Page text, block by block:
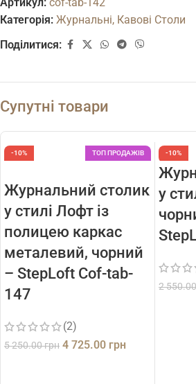
Категорія: Журнальні, Кавові Столи
Поділитися:
Супутні товари
-10% ТОП ПРОДАЖІВ
Журнальний столик
у стилі Лофт із
полицею каркас
металевий, чорний
– StepLoft Cof-tab-
147
(2)
5 250.00грн 4 725.00 грн
-10%
у
2